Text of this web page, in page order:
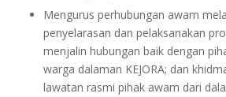
Mengurus perhubungan awam
penyelarasan dan pelaksanakan
menjalin hubungan baik dengan
warga dalaman KEJORA; dan
lawatan rasmi pihak awam dari